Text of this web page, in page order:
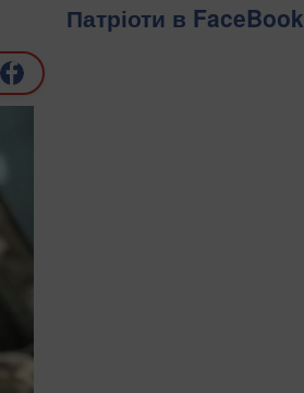
Патріоти в FaceBook